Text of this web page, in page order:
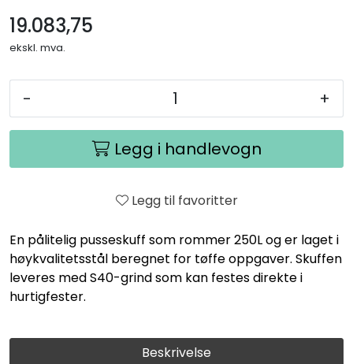
19.083,75
ekskl. mva.
- +
Legg i handlevogn
Legg til favoritter
En pålitelig pusseskuff som rommer 250L og er laget i
høykvalitetsstål beregnet for tøffe oppgaver. Skuffen
leveres med S40-grind som kan festes direkte i
hurtigfester.
Beskrivelse